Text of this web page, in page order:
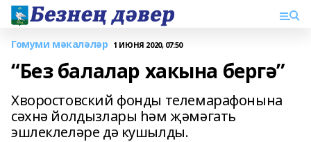
Гомуми мәкаләләр 1 ИЮНЯ 2020, 07:50
“Без балалар хакына бергә”
Хворостовский фонды телемарафонына
сәхнә йолдызлары һәм җәмәгать
эшлеклеләре дә кушылды.